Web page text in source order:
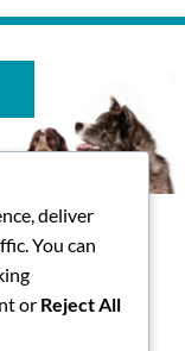
deliver
You can
or Reject All